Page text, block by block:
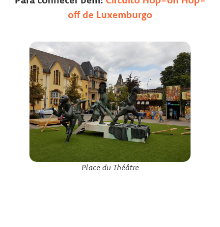
off de Luxemburgo
Place du Théâtre